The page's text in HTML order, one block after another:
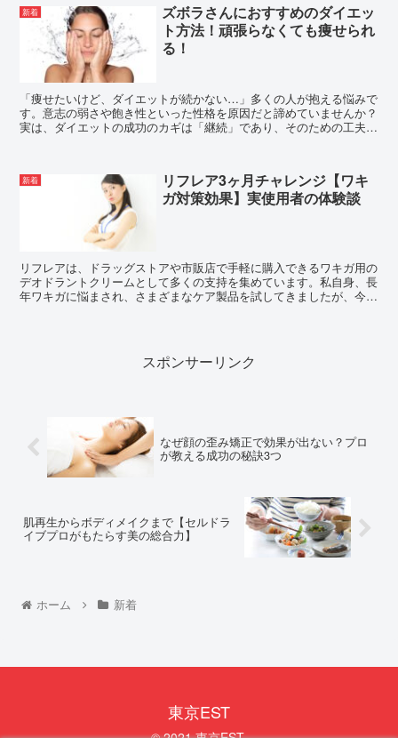
新着
ズボラさんにおすすめのダイエッ
ト方法！頑張らなくても痩せられ
る！
「痩せたいけど、ダイエットが続かない…」多くの人が抱える悩みで
す。意志の弱さや飽き性といった性格を原因だと諦めていませんか？
実は、ダイエットの成功のカギは「継続」であり、そのための工夫こ
新着
リフレア3ヶ月チャレンジ【ワキ
ガ対策効果】実使用者の体験談
リフレアは、ドラッグストアや市販店で手軽に購入できるワキガ用の
デオドラントクリームとして多くの支持を集めています。私自身、長
年ワキガに悩まされ、さまざまなケア製品を試してきましたが、今回
スポンサーリンク
なぜ顔の歪み矯正で効果が出ない？プロ
が教える成功の秘訣3つ
肌再生からボディメイクまで【セルドラ
イブプロがもたらす美の総合力】
ホーム 新着
東京EST